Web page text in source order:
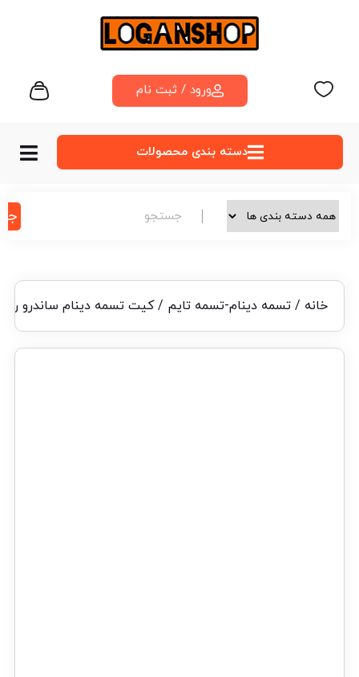
ورود / ثبت نام
دسته‌ بندی محصولات
خانه / تسمه دینام-تسمه تایم / کیت تسمه دینام ساندرو رنو